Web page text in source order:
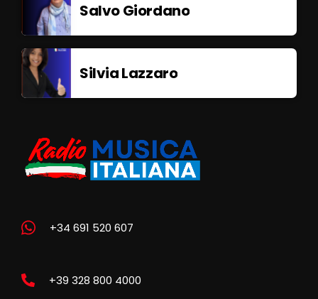
Salvo Giordano
Silvia Lazzaro
+34 691 520 607
+39 328 800 4000